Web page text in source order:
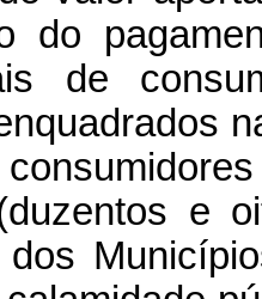
do
de
e
dos